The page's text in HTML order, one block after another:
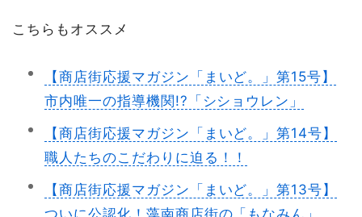
こちらもオススメ
【商店街応援マガジン「まいど。」第15号】
市内唯一の指導機関!?「シショウレン」
【商店街応援マガジン「まいど。」第14号】
職人たちのこだわりに迫る！！
【商店街応援マガジン「まいど。」第13号】